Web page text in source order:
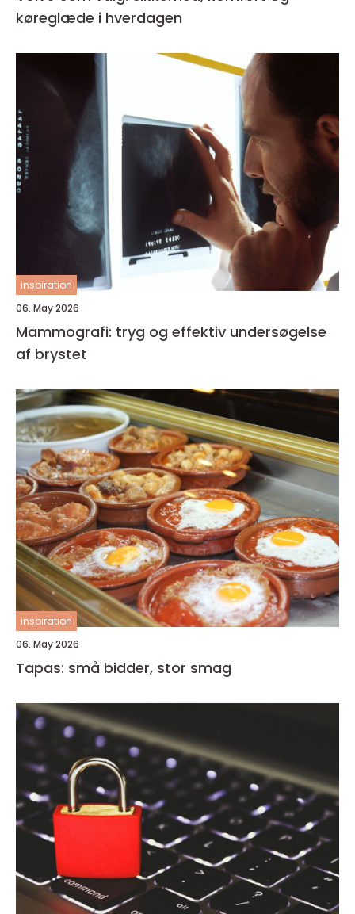
køreglæde i hverdagen
inspiration
06. May 2026
Mammografi: tryg og effektiv undersøgelse
af brystet
inspiration
06. May 2026
Tapas: små bidder, stor smag